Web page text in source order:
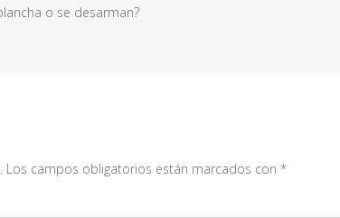
o se desarman?
Los campos obligatorios están marcados con *